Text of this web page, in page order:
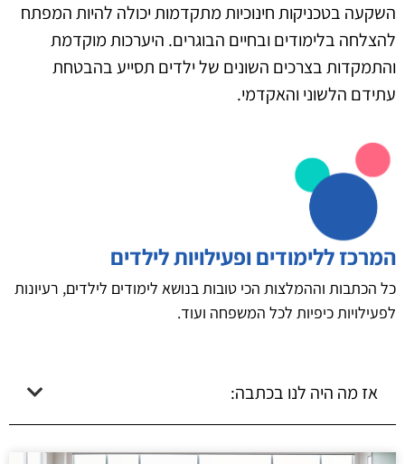
השקעה בטכניקות חינוכיות מתקדמות יכולה להיות המפתח
להצלחה בלימודים ובחיים הבוגרים. היערכות מוקדמת
והתמקדות בצרכים השונים של ילדים תסייע בהבטחת
עתידם הלשוני והאקדמי.
המרכז ללימודים ופעילויות לילדים
כל הכתבות וההמלצות הכי טובות בנושא לימודים לילדים, רעיונות
לפעילויות כיפיות לכל המשפחה ועוד.
אז מה היה לנו בכתבה: